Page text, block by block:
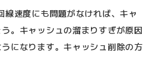
線速度にも問題がなければ、キャ
。キャッシュの溜まりすぎが原因
になります。キャッシュ削除の方